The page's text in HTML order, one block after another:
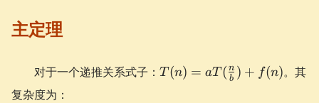
主定理
对于一个递推关系式子： T(n) =
aT(\frac{n}
T (n) = aT( b
n ) + f(n)。其
复杂度为：